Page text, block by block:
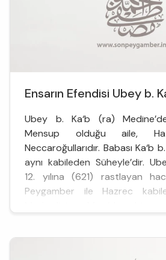
Ensarın Efendisi Ubey b.
Ubey b. Ka‘b (ra)
Mensup olduğu aile,
Neccaroğullarıdır. Babası Ka‘b
aynı kabileden Süheyle’dir.
12. yılına (621) rastlayan
Peygamber ile Hazrec
oldu. Bunun ...